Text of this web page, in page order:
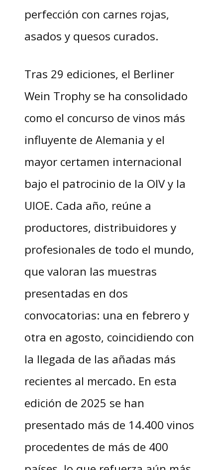
perfección con carnes rojas,
asados y quesos curados.
Tras 29 ediciones, el Berliner
Wein Trophy se ha consolidado
como el concurso de vinos más
influyente de Alemania y el
mayor certamen internacional
bajo el patrocinio de la OIV y la
UIOE. Cada año, reúne a
productores, distribuidores y
profesionales de todo el mundo,
que valoran las muestras
presentadas en dos
convocatorias: una en febrero y
otra en agosto, coincidiendo con
la llegada de las añadas más
recientes al mercado. En esta
edición de 2025 se han
presentado más de 14.400 vinos
procedentes de más de 400